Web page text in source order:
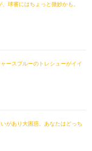
球審にはちょっと微妙かも。
ースブルーのトレシューがイイ
があり大困惑。あなたはどっち